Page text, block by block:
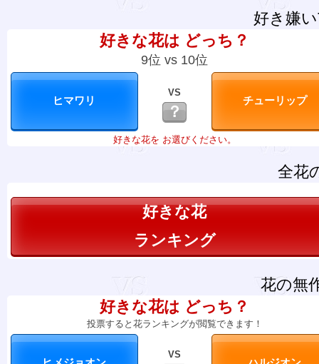
好き嫌
好きな花は どっち？
9位 vs 10位
VS
？
好きな花を お選びください。
全花
好きな花
ランキング
花の無
好きな花は どっち？
投票すると花ランキングが閲覧できます！
VS